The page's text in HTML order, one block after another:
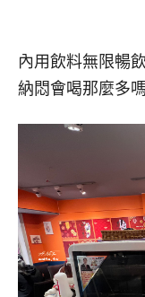
內用飲料無限暢
納悶會喝那麼多